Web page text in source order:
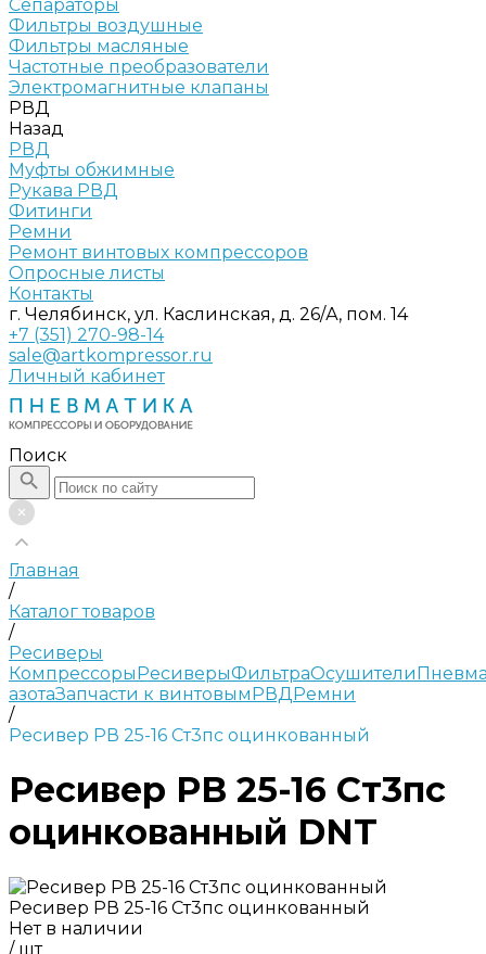
Сепараторы
Фильтры воздушные
Фильтры масляные
Частотные преобразователи
Электромагнитные клапаны
РВД
Назад
РВД
Муфты обжимные
Рукава РВД
Фитинги
Ремни
Ремонт винтовых компрессоров
Опросные листы
Контакты
г. Челябинск, ул. Каслинская, д. 26/А, пом. 14
+7 (351) 270-98-14
sale@artkompressor.ru
Личный кабинет
Поиск
Главная
/
Каталог товаров
/
Ресиверы
КомпрессорыРесиверыФильтраОсушители
азотаЗапчасти к винтовымРВДРемни
/
Ресивер РВ 25-16 Ст3пс оцинкованный
Ресивер РВ 25-16 Ст3пс
оцинкованный DNT
Ресивер РВ 25-16 Ст3пс оцинкованный
Нет в наличии
/ шт